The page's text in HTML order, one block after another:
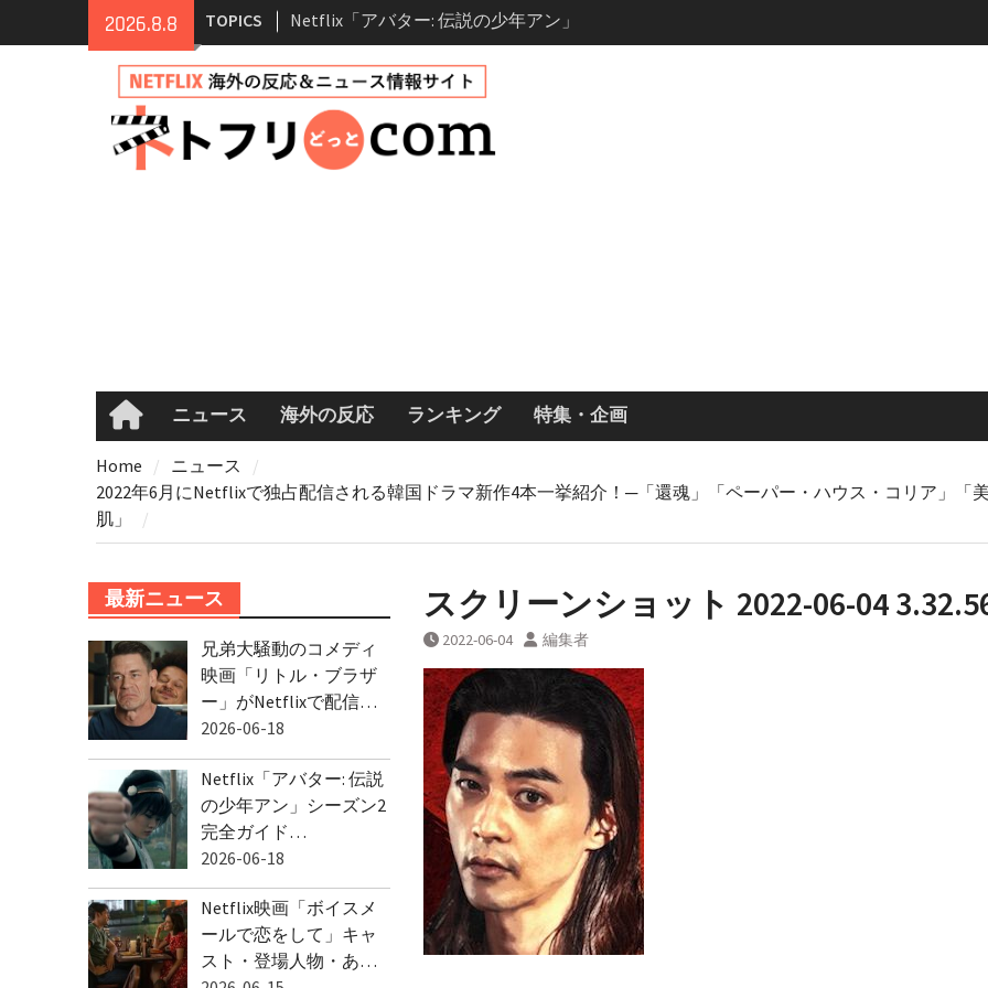
2026.8.8 TOPICS
Netflix「アバター: 伝説の少年アン」
シーズン2 完全ガイド｜キャスト・
登場人物・あらすじ・シーズン3最新
情報
Netflix映画「ボイスメールで恋をし
て」キャスト・登場人物・あらすじ
め
Homeニュース 海外の反応 ランキング 特集・企画
Home
ニュース
2022年6月にNetflixで独占配信される韓国ドラマ新作4本一挙紹介！─「還魂」「ペーパー・ハウス・コリア」「
肌」
スクリーンショット 2022-06-04
2022-06-04 編集者
最新ニュース
兄弟大騒動のコメディ
映画「リトル・ブラザ
ー」がNetflixで配信…
2026-06-18
Netflix「アバター: 伝説
の少年アン」シーズン2
完全ガイド…
2026-06-18
Netflix映画「ボイスメ
ールで恋をして」キャ
スト・登場人物・あ…